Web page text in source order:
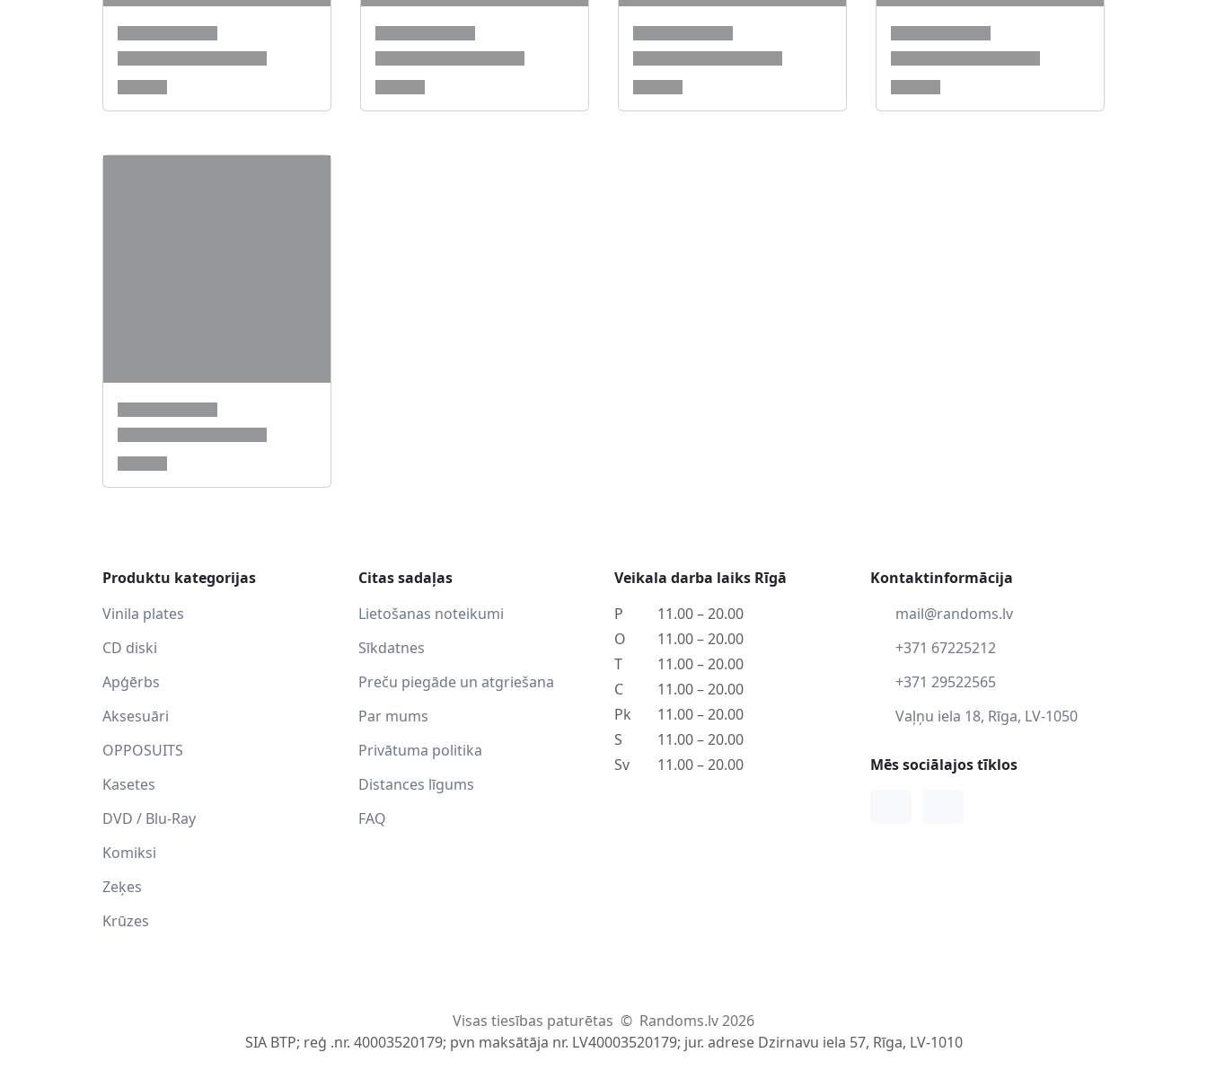
Produktu kategorijas
Vinila plates
CD diski
Apģērbs
Aksesuāri
OPPOSUITS
Kasetes
DVD / Blu-Ray
Komiksi
Zeķes
Krūzes
Citas sadaļas
Lietošanas noteikumi
Sīkdatnes
Preču piegāde un atgriešana
Par mums
Privātuma politika
Distances līgums
FAQ
Veikala darba laiks Rīgā
P
11.00 – 20.00
O
11.00 – 20.00
T
11.00 – 20.00
C
11.00 – 20.00
Pk
11.00 – 20.00
S
11.00 – 20.00
Sv
11.00 – 20.00
Kontaktinformācija
mail@randoms.lv
+371 67225212
+371 29522565
Vaļņu iela 18, Rīga, LV-1050
Mēs sociālajos tīklos
Visas tiesības paturētas © Randoms.lv 2026
SIA BTP; reģ .nr. 40003520179; pvn maksātāja nr. LV40003520179; jur. adrese Dzirnavu iela 57, Rīga, LV-1010